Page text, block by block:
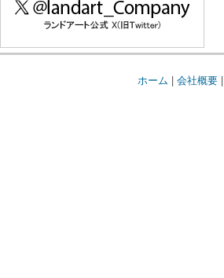
ホーム | 会社概要|